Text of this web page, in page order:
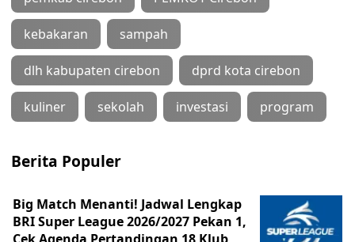
kebakaran sampah
dlh kabupaten cirebon dprd kota cirebon
kuliner sekolah investasi program
Berita Populer
Big Match Menanti! Jadwal Lengkap
BRI Super League 2026/2027 Pekan 1,